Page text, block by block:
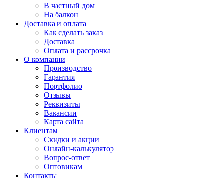
В частный дом
На балкон
Доставка и оплата
Как сделать заказ
Доставка
Оплата и рассрочка
О компании
Производство
Гарантия
Портфолио
Отзывы
Реквизиты
Вакансии
Карта сайта
Клиентам
Скидки и акции
Онлайн-калькулятор
Вопрос-ответ
Оптовикам
Контакты